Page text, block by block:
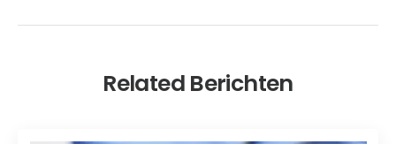
Related Berichten